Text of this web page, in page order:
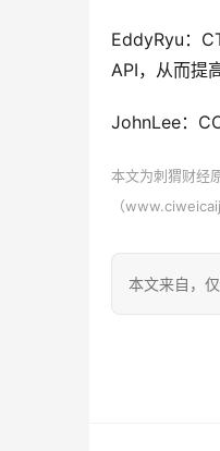
EddyRyu：
API，从而提
JohnLee：
本文为刺猬财经
（
本文来自 ，